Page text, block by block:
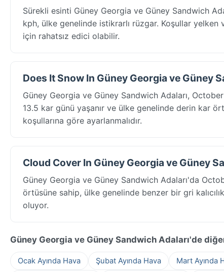
Sürekli esinti Güney Georgia ve Güney Sandwich
kph, ülke genelinde istikrarlı rüzgar. Koşullar
için rahatsız edici olabilir.
Does It Snow In Güney Georgia ve Güney
Güney Georgia ve Güney Sandwich Adaları,
13.5 kar günü yaşanır ve ülke genelinde derin kar
koşullarına göre ayarlanmalıdır.
Cloud Cover In Güney Georgia ve Güney
Güney Georgia ve Güney Sandwich Adaları'da
örtüsüne sahip, ülke genelinde benzer bir gri
oluyor.
Güney Georgia ve Güney Sandwich Adaları'de
Ocak Ayında Hava Şubat Ayında Hava Mart Ayında